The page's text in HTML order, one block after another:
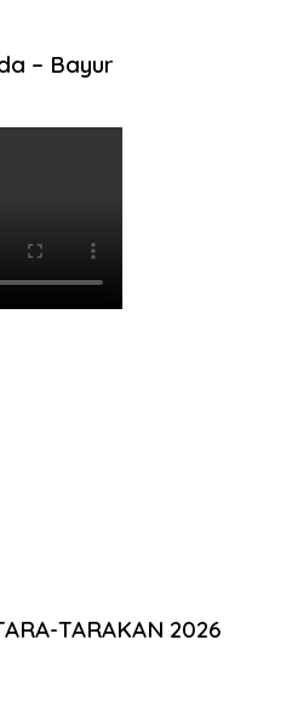
– Bayur
TARAKAN 2026